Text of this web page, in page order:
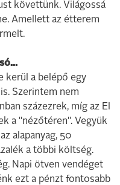
követtünk. Világossá
Amellett az étterem
kerül a belépő egy
Szerintem nem
százezrek, míg az El
a "nézőtéren". Vegyük
alapanyag, 50
a többi költség.
Napi ötven vendéget
ezt a pénzt fontosabb